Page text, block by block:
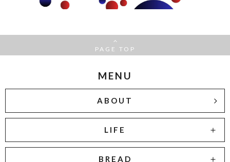
PAGE TOP
MENU
ABOUT
LIFE
BREAD